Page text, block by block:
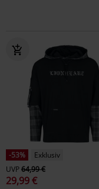
-53%
Exklusiv
UVP64,99 €
29,99 €